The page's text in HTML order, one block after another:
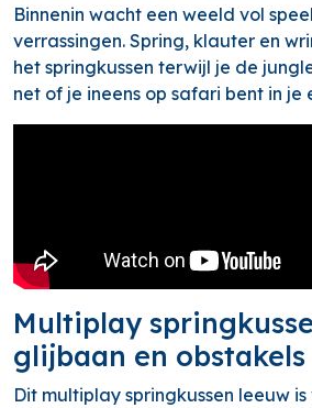
Binnenin wacht een weeld vol
verrassingen. Spring, klauter en
het springkussen terwijl je de
net of je ineens op safari bent in je
Multiplay
glijbaan en obstakels
Dit multiplay springkussen leeuw